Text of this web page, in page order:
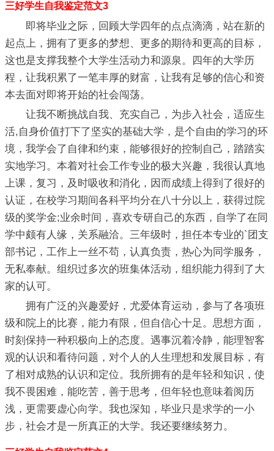
三好学生自我鉴定范文3
即将毕业之际，回顾大学四年的点点滴滴，站在新的
起点上，拥有了更多的梦想、更多的期待和更高的目标，
这也是支撑我整个大学生活动力和源泉。四年的大学历
程，让我积累了一笔丰厚的财富，让我有足够的信心和资
本去面对即将开始的社会闯荡。
让我不断挑战自我、充实自己，为步入社会，适应生
活,自身价值打下了坚实的基础大学，是个自由的学习的环
境，我学会了自律和约束，能够很好的控制自己，踏踏实
实地学习。本着对社会工作专业的极大兴趣，我很认真地
上课，复习，及时吸收和消化，因而成绩上得到了很好的
认证，在校学习期间各科平均分在八十分以上，获得过院
级的奖学金;业余时间，喜欢专研自己的东西，自学了在同
学中颇有人缘，关系融洽。三年级时，担任本专业的`团支
部书记，工作上一丝不苟，认真负责，热心为同学服务，
无私奉献。组织过多次的班集体活动，组织能力得到了大
家的认可。
拥有广泛的兴趣爱好，尤爱体育运动，参与了各项班
级和院上的比赛，能力有限，但自信心十足。思想方面，
时刻保持一种积极向上的态度。遇事沉着冷静，能理智客
观的认识和看待问题，对个人的人生理想和发展目标，有
了相对成熟的认识和定位。我所拥有的是年轻和知识，使
我不畏困难，能吃苦，善于思考，但年轻也意味着阅历
浅，更需要虚心向学。我也深知，毕业只是求学的一小
步，社会才是一所真正的大学。我还要继续努力。